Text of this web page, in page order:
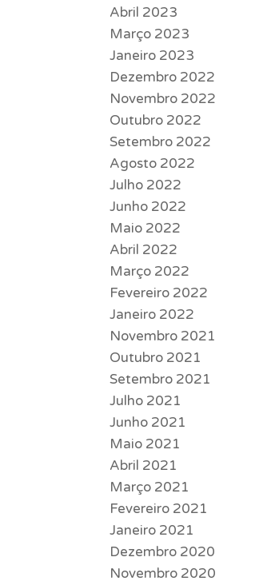
Abril 2023
Março 2023
Janeiro 2023
Dezembro 2022
Novembro 2022
Outubro 2022
Setembro 2022
Agosto 2022
Julho 2022
Junho 2022
Maio 2022
Abril 2022
Março 2022
Fevereiro 2022
Janeiro 2022
Novembro 2021
Outubro 2021
Setembro 2021
Julho 2021
Junho 2021
Maio 2021
Abril 2021
Março 2021
Fevereiro 2021
Janeiro 2021
Dezembro 2020
Novembro 2020